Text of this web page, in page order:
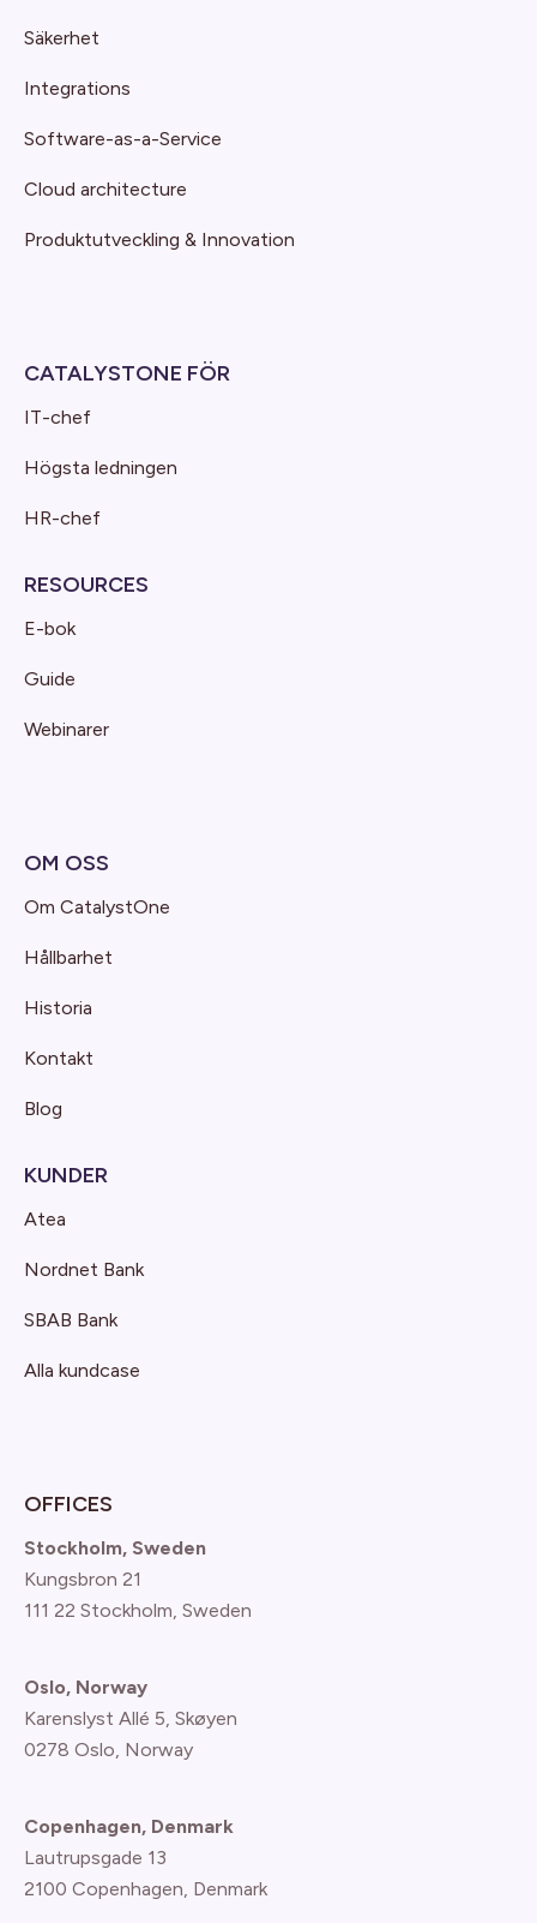
Säkerhet
Integrations
Software-as-a-Service
Cloud architecture
Produktutveckling & Innovation
CATALYSTONE FÖR
IT-chef
Högsta ledningen
HR-chef
RESOURCES
E-bok
Guide
Webinarer
OM OSS
Om CatalystOne
Hållbarhet
Historia
Kontakt
Blog
KUNDER
Atea
Nordnet Bank
SBAB Bank
Alla kundcase
OFFICES
Stockholm, Sweden
Kungsbron 21
111 22 Stockholm, Sweden
Oslo, Norway
Karenslyst Allé 5, Skøyen
0278 Oslo, Norway
Copenhagen, Denmark
Lautrupsgade 13
2100 Copenhagen , Denmark